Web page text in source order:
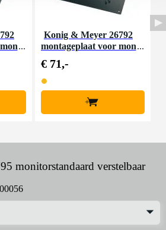
Konig & Meyer 26792
montageplaat voor mon
€ 71,-
+
monitorstandaard verstelbaar